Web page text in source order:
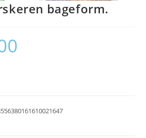
bageform.